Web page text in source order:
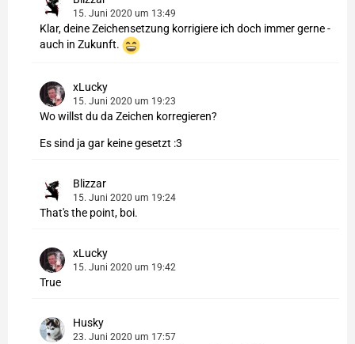
15. Juni 2020 um 13:49
Klar, deine Zeichensetzung korrigiere ich doch immer gerne -
auch in Zukunft.
xLucky
15. Juni 2020 um 19:23
Wo willst du da Zeichen korregieren?
Es sind ja gar keine gesetzt :3
Blizzar
15. Juni 2020 um 19:24
That's the point, boi.
xLucky
15. Juni 2020 um 19:42
True
Husky
23. Juni 2020 um 17:57